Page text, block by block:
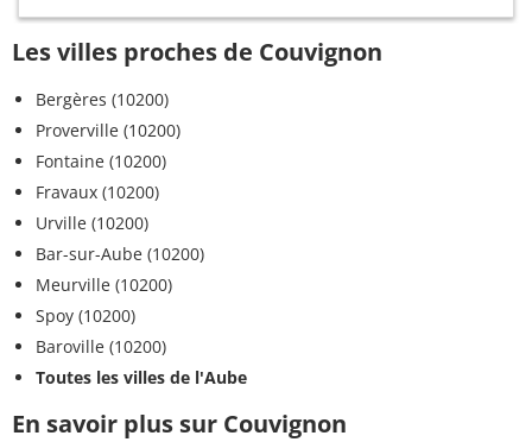
Les villes proches de Couvignon
Bergères (10200)
Proverville (10200)
Fontaine (10200)
Fravaux (10200)
Urville (10200)
Bar-sur-Aube (10200)
Meurville (10200)
Spoy (10200)
Baroville (10200)
Toutes les villes de l'Aube
En savoir plus sur Couvignon